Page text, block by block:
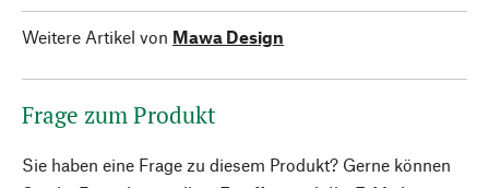
Weitere Artikel von Mawa Design
Frage zum Produkt
Sie haben eine Frage zu diesem Produkt? Gerne können